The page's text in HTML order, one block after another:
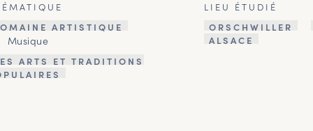
ARTISTIQUE
Musique
ARTS ET TRADITIONS
LIEU ÉTUDIÉ
ORSCHWILLER
ALSACE